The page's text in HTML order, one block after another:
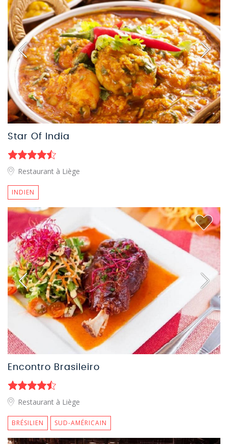
Star Of India
Restaurant à Liège
INDIEN
Encontro Brasileiro
Restaurant à Liège
BRÉSILIEN SUD-AMÉRICAIN